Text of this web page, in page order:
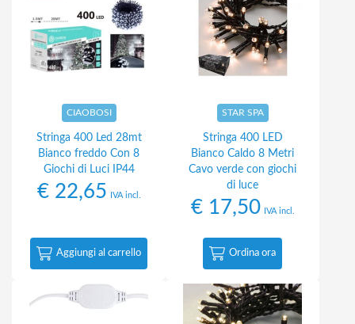
CIAOBOSI
Stringa 400 Led 28mt
Bianco freddo Con 8
Giochi di Luci IP44
€22,65 IVA incl.
Aggiungi al carrello
STAR SPA
Stringa 400 LED
Bianco Caldo 8 Metri
Cavo verde con giochi
di luce
€17,50 IVA incl.
Ordina ora